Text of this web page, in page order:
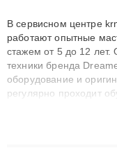
В сервисном центре
работают опытные
стажем от 5 до 12 лет.
техники бренда
оборудование и
регулярно проходит
технику с